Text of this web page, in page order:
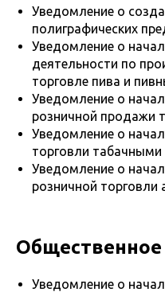
Уведомление о
полиграфических
Уведомление о
деятельности по
торговле пива и
Уведомление о
розничной продажи
Уведомление о
торговли
Уведомление о
розничной торговли
Общественное
Уведомление о